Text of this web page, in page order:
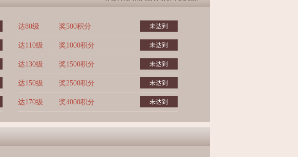
达80级 奖500积分 未达到
达110级 奖1000积分 未达到
达130级 奖1500积分 未达到
达150级 奖2500积分 未达到
达170级 奖4000积分 未达到